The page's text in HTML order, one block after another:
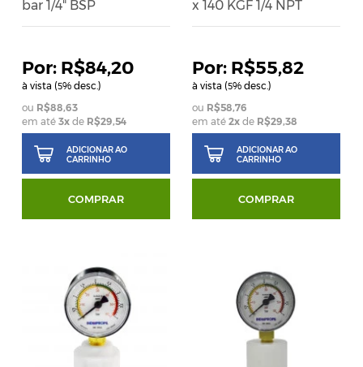
bar 1/4" BSP
R$84,20
à vista (5% desc.)
R$88,63
em até3x de R$29,54
ADICIONAR AO
CARRINHO
COMPRAR
x 140 KGF 1/4 NPT
R$55,82
à vista (5% desc.)
R$58,76
em até 2xde R$29,38
ADICIONAR AO
CARRINHO
COMPRAR